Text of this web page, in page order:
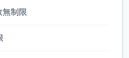
無制限